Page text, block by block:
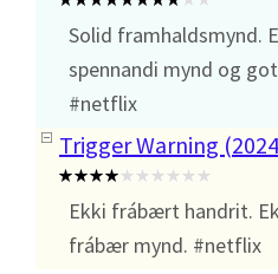
Solid framhaldsmynd.
spennandi mynd og
#netflix
Trigger Warning
Ekki frábært handrit.
frábær mynd. #netflix